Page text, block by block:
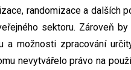
randomizace a dalších
sektoru. Zároveň
možnosti zpracování
nevytvářelo právo na